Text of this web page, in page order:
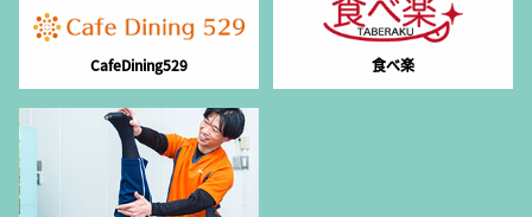
CafeDining529 食べ楽